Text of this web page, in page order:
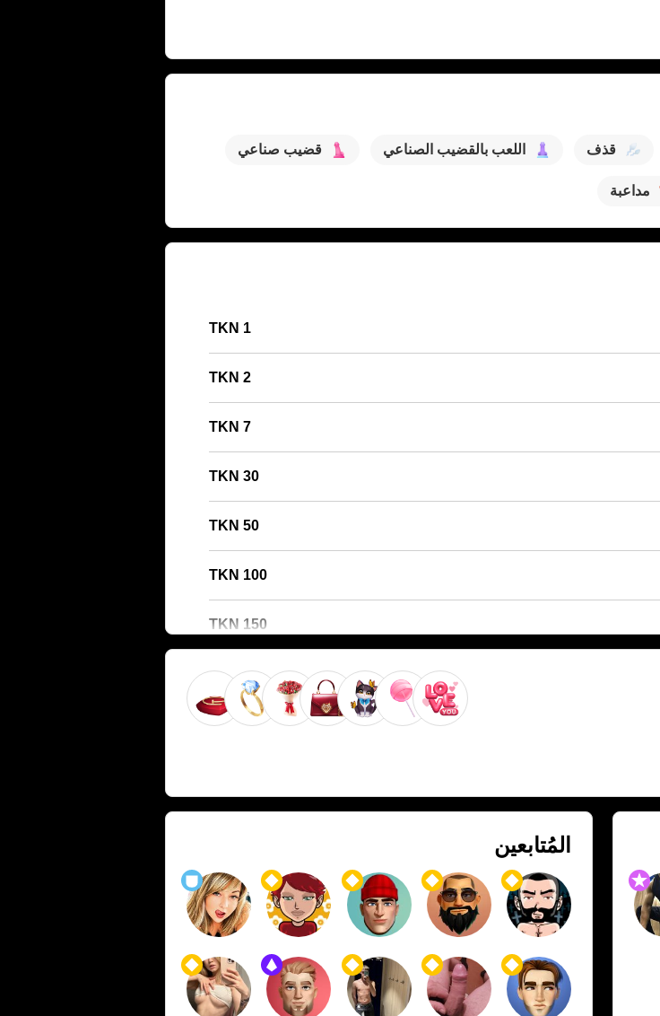
قذف اللعب بالقضيب الصناعي قضيب صناعي
مداعبة
1 TKN
2 TKN
7 TKN
30 TKN
50 TKN
100 TKN
150 TKN
المُتابعين